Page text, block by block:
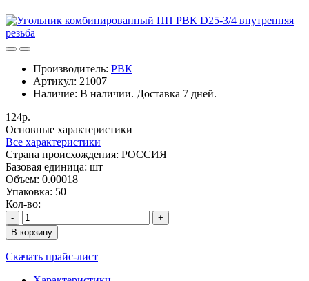
Производитель: РВК
Артикул: 21007
Наличие: В наличии. Доставка 7 дней.
124р.
Основные характеристики
Все характеристики
Cтрана происхождения: РОССИЯ
Базовая единица: шт
Объем: 0.00018
Упаковка: 50
Кол-во:
-
+
В корзину
Скачать прайс-лист